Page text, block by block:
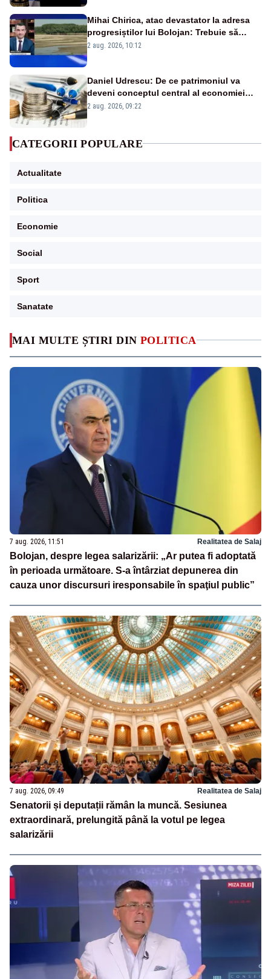
MAI MULTE ȘTIRI DIN POLITICA
7 aug. 2026, 11:51 Realitatea de Salaj
Bolojan, despre legea salarizării: „Ar putea fi adoptată
în perioada următoare. S-a întârziat depunerea din
cauza unor discursuri iresponsabile în spaţiul public”
7 aug. 2026, 09:49 Realitatea de Salaj
Senatorii și deputații rămân la muncă. Sesiunea
extraordinară, prelungită până la votul pe legea
salarizării
Mihai Chirica, atac devastator la adresa
progresiștilor lui Bolojan: Trebuie să
protejăm și natura, dar nu șținem omaneii
2 aug. 2026, 10:12
Daniel Udrescu: De ce patrimoniul va
deveni conceptul central al economiei
viitoare?
2 aug. 2026, 09:22
CATEGORII POPULARE
Actualitate
Politica
Economie
Social
Sport
Sanatate